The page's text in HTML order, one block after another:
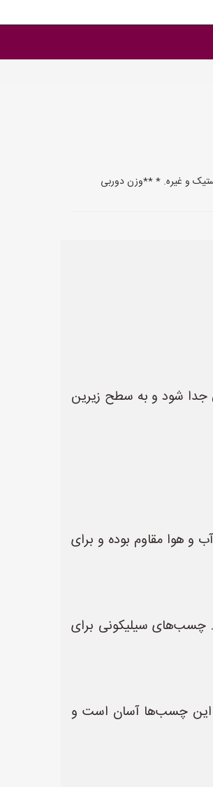
و غیره. * **وزن دوربی
جدا شود و به سطح زیرین
هوا مقاوم بوده و برای
سیلیکونی برای
چسب‌ها آسان است و